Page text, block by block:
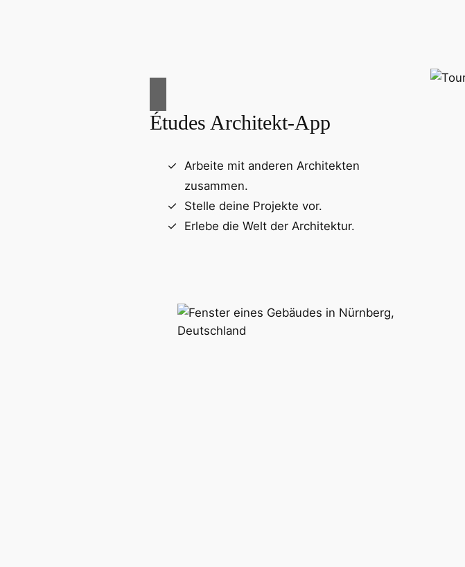
Études Architekt-App
Arbeite mit anderen Architekten
zusammen.
Stelle deine Projekte vor.
Erlebe die Welt der Architektur.